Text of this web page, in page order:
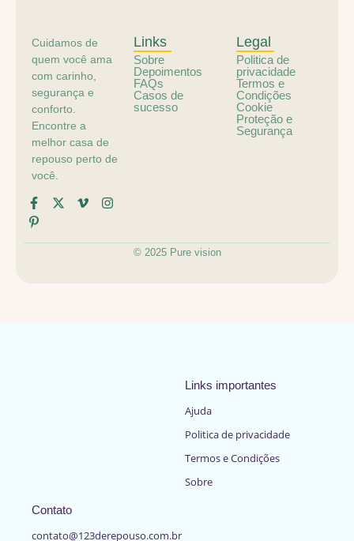
Cuidamos de
quem você ama
com carinho,
segurança e
conforto.
Encontre a
melhor casa de
repouso perto de
você.
Links
Sobre
Depoimentos
FAQs
Casos de
sucesso
Legal
Politica de
privacidade
Termos e
Condições
Cookie
Proteção e
Segurança
© 2025 Pure vision
Links importantes
Ajuda
Politica de privacidade
Termos e Condições
Sobre
Contato
contato@123derepouso.com.br